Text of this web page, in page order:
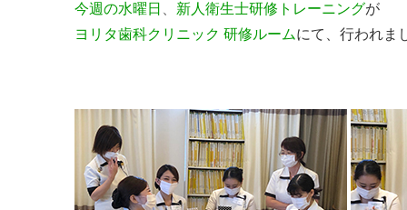
今週の水曜日 新人衛生士研修トレーニングが
ヨリタ歯科クリニック 研修ルームにて、行われま